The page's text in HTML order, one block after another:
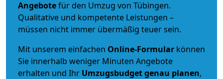
Angebotefür den Umzug von Tübingen.
Qualitative und kompetente Leistungen –
müssen nicht immer übermäßig teuer sein.
Mit unserem einfachen Online-Formular können
Sie innerhalb weniger Minuten Angebote
erhalten und Ihr Umzugsbudgetgenau planen,